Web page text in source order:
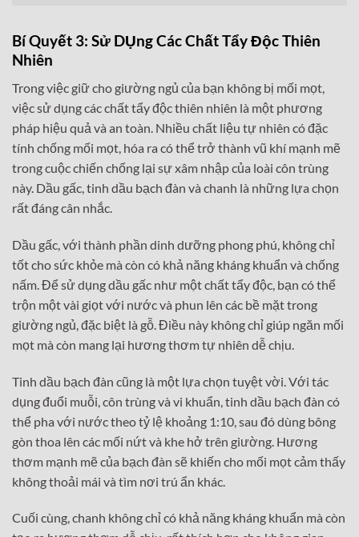
Bí Quyết 3: Sử DỤng Các Chất Tẩy Độc Thiên
Nhiên
Trong việc giữ cho giường ngủ của bạn không bị mối mọt,
việc sử dụng các chất tẩy độc thiên nhiên là một phương
pháp hiệu quả và an toàn. Nhiều chất liệu tự nhiên có đặc
tính chống mối mọt, hóa ra có thể trở thành vũ khí mạnh mẽ
trong cuộc chiến chống lại sự xâm nhập của loài côn trùng
này. Dầu gấc, tinh dầu bạch đàn và chanh là những lựa chọn
rất đáng cân nhắc.
Dầu gấc, với thành phần dinh dưỡng phong phú, không chỉ
tốt cho sức khỏe mà còn có khả năng kháng khuẩn và chống
nấm. Để sử dụng dầu gấc như một chất tẩy độc, bạn có thể
trộn một vài giọt với nước và phun lên các bề mặt trong
giường ngủ, đặc biệt là gỗ. Điều này không chỉ giúp ngăn mối
mọt mà còn mang lại hương thơm tự nhiên dễ chịu.
Tinh dầu bạch đàn cũng là một lựa chọn tuyệt vời. Với tác
dụng đuổi muỗi, côn trùng và vi khuẩn, tinh dầu bạch đàn có
thể pha với nước theo tỷ lệ khoảng 1:10, sau đó dùng bông
gòn thoa lên các mối nứt và khe hở trên giường. Hương
thơm mạnh mẽ của bạch đàn sẽ khiến cho mối mọt cảm thấy
không thoải mái và tìm nơi trú ẩn khác.
Cuối cùng, chanh không chỉ có khả năng kháng khuẩn mà còn